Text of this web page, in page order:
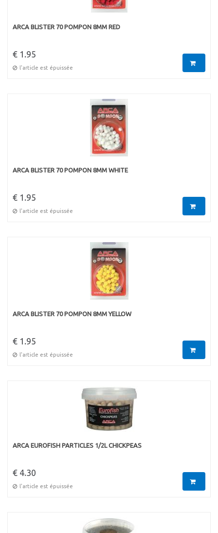
ARCA BLISTER 70 POMPON 8MM RED
€ 1.95
l'article est épuissée
ARCA BLISTER 70 POMPON 8MM WHITE
€ 1.95
l'article est épuissée
ARCA BLISTER 70 POMPON 8MM YELLOW
€ 1.95
l'article est épuissée
ARCA EUROFISH PARTICLES 1/2L CHICKPEAS
€ 4.30
l'article est épuissée